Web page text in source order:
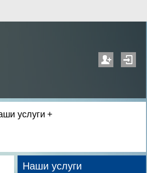
услуги
Наши услуги